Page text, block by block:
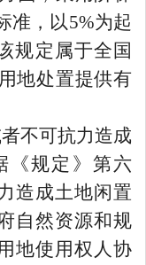
准，以5%为起
规定属于全国
地处置提供有
不可抗力造成
《规定》第六
造成土地闲置
自然资源和规
地使用权人协